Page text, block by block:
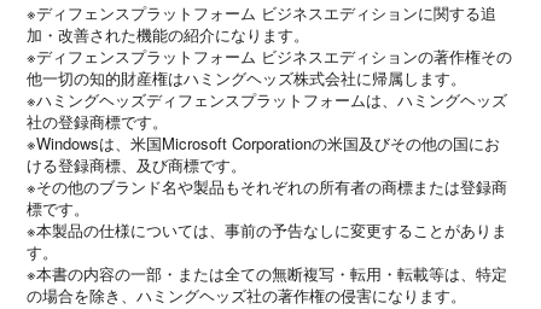
※ディフェンスプラットフォーム ビジネスエディションに関する追
加・改善された機能の紹介になります。
※ディフェンスプラットフォーム ビジネスエディションの著作権その
他一切の知的財産権はハミングヘッズ株式会社に帰属します。
※ハミングヘッズディフェンスプラットフォームは、ハミングヘッズ
社の登録商標です。
※Windowsは、米国Microsoft Corporationの米国及びその他の国にお
ける登録商標、及び商標です。
※その他のブランド名や製品もそれぞれの所有者の商標または登録商
標です。
※本製品の仕様については、事前の予告なしに変更することがありま
す。
※本書の内容の一部・または全ての無断複写・転用・転載等は、特定
の場合を除き、ハミングヘッズ社の著作権の侵害になります。